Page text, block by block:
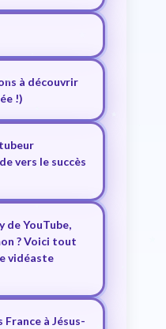
à découvrir
!)
vers le succès
de YouTube,
? Voici tout
vidéaste
France à Jésus-